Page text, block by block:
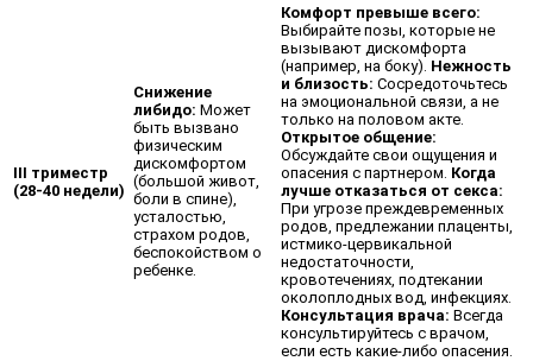
III триместр
(28-40 недели)
Снижение
либидо: Может
быть вызвано
физическим
дискомфортом
(большой живот,
боли в спине),
усталостью,
страхом родов,
беспокойством о
ребенке.
Комфорт превыше всего:
Выбирайте позы, которые не
вызывают дискомфорта
(например, на боку). Нежность
и близость: Сосредоточьтесь
на эмоциональной связи, а не
только на половом акте.
Открытое общение:
Обсуждайте свои ощущения и
опасения с партнером. Когда
лучше отказаться от секса:
При угрозе преждевременных
родов, предлежании плаценты,
истмико-цервикальной
недостаточности,
кровотечениях, подтекании
околоплодных вод, инфекциях.
Консультация врача: Всегда
консультируйтесь с врачом,
если есть какие-либо опасения.